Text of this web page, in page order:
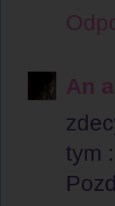
An
tym